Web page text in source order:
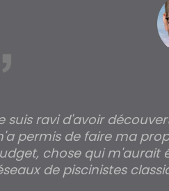
suis ravi d'avoir
permis de faire ma
chose qui m'aurait
de piscinistes